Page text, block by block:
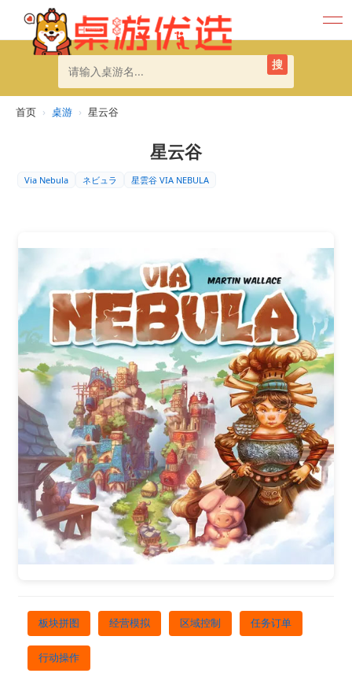
搜
首页 › 桌游 › 星云谷
星云谷
Via Nebula ネビュラ 星雲谷 VIA NEBULA
板块拼图 经营模拟 区域控制 任务订单
行动操作